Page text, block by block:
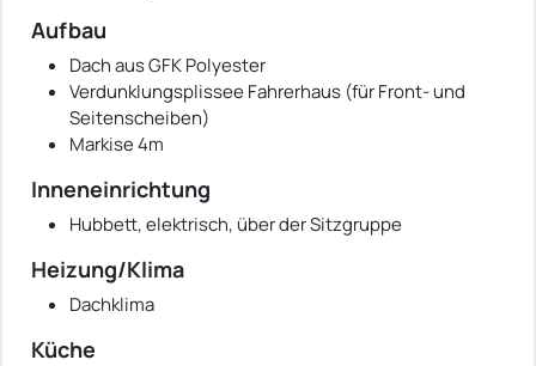
Aufbau
Dach aus GFK Polyester
Verdunklungsplissee Fahrerhaus (für Front- und
Seitenscheiben)
Markise 4m
Inneneinrichtung
Hubbett, elektrisch, über der Sitzgruppe
Heizung/Klima
Dachklima
Küche